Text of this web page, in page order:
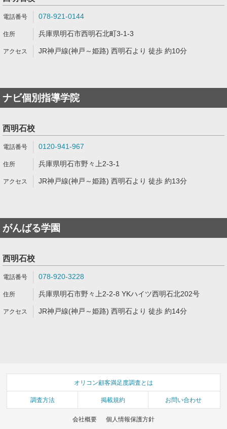
078-921-0144
兵庫県明石市西明石北町3-1-3
JR神戸線(神戸～姫路) 西明石より 徒歩 約10分
ナビ個別指導学院
西明石校
0120-941-967
兵庫県明石市野々上2-3-1
JR神戸線(神戸～姫路) 西明石より 徒歩 約13分
がんばる学園
西明石校
078-920-3228
兵庫県明石市野々上2-2-8 YKハイツ西明石北202号
JR神戸線(神戸～姫路) 西明石より 徒歩 約14分
オリコン顧客満足度調査とは
調査方法 掲載規約 お問い合わせ
会社概要 個人情報保護方針